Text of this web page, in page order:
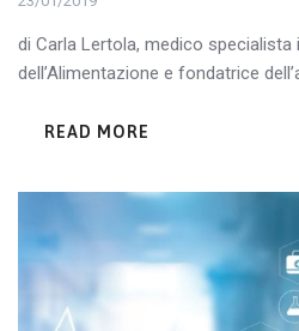
di Carla Lertola, medico specialista
dell’Alimentazione e fondatrice
READ MORE